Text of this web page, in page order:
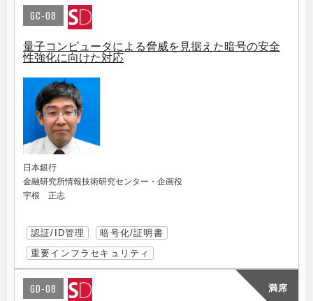
GC-08
量子コンピュータによる脅威を見据えた暗号の安全
性強化に向けた対応
日本銀行
金融研究所情報技術研究センター・企画役
宇根 正志
認証/ID管理
暗号化/証明書
重要インフラセキュリティ
満席
GD-08